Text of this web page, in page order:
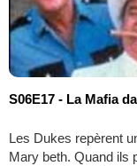
S06E17 - La Mafia
Les Dukes repèrent
Mary beth. Quand ils